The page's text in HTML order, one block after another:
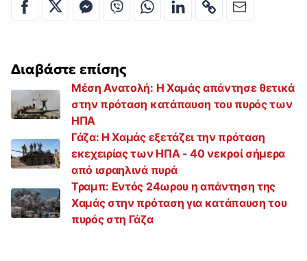
Διαβάστε επίσης
Μέση Ανατολή: Η Χαμάς απάντησε θετικά
στην πρόταση κατάπαυση του πυρός των
ΗΠΑ
Γάζα: Η Χαμάς εξετάζει την πρόταση
εκεχειρίας των ΗΠΑ - 40 νεκροί σήμερα
από ισραηλινά πυρά
Τραμπ: Εντός 24ωρου η απάντηση της
Χαμάς στην πρόταση για κατάπαυση του
πυρός στη Γάζα